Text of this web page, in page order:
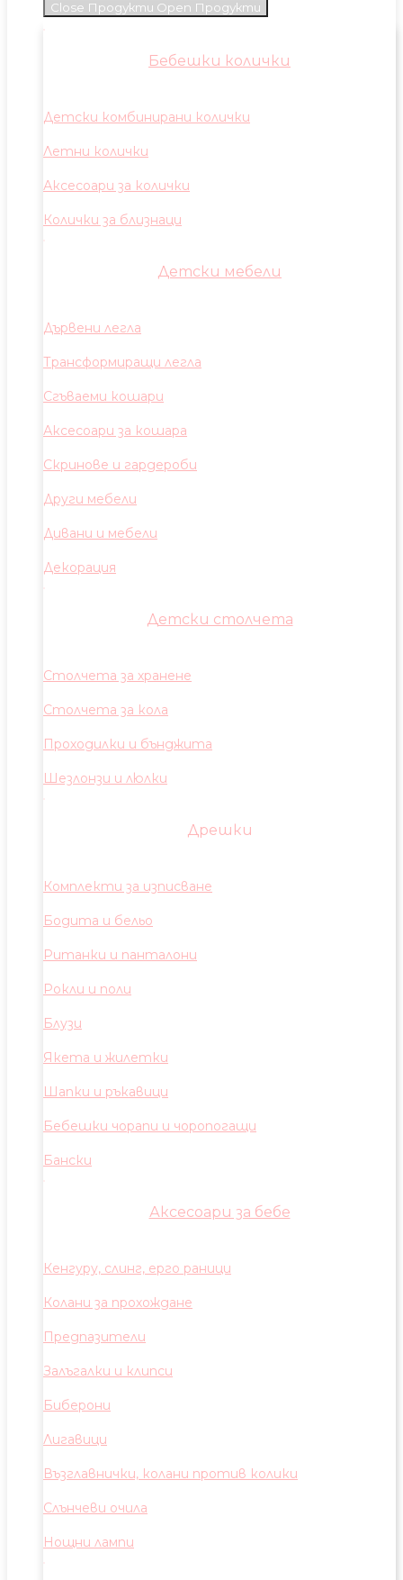
Close Продукти Open Продукти
Бебешки колички
Детски комбинирани колички
Летни колички
Аксесоари за колички
Колички за близнаци
Детски мебели
Дървени легла
Трансформиращи легла
Сгъваеми кошари
Аксесоари за кошара
Скринове и гардероби
Други мебели
Дивани и мебели
Декорация
Детски столчета
Столчета за хранене
Столчета за кола
Проходилки и бънджита
Шезлонзи и люлки
Дрешки
Комплекти за изписване
Бодита и бельо
Ританки и панталони
Рокли и поли
Блузи
Якета и жилетки
Шапки и ръкавици
Бебешки чорапи и чоропогащи
Бански
Аксесоари за бебе
Кенгуру, слинг, ерго раници
Колани за прохождане
Предпазители
Залъгалки и клипси
Биберони
Лигавици
Възглавнички, колани против колики
Слънчеви очила
Нощни лампи